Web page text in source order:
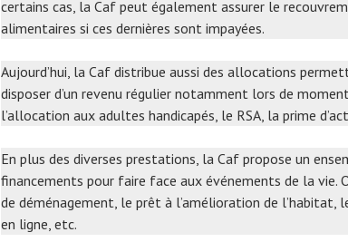
certains cas, la Caf peut également assurer le
alimentaires si ces dernières sont impayées.
Aujourd’hui, la Caf distribue aussi des allocations
disposer d’un revenu régulier notamment lors de
l’allocation aux adultes handicapés, le RSA, la prime
En plus des diverses prestations, la Caf propose un
financements pour faire face aux événements de la vie.
de déménagement, le prêt à l’amélioration de l’habitat,
en ligne, etc.